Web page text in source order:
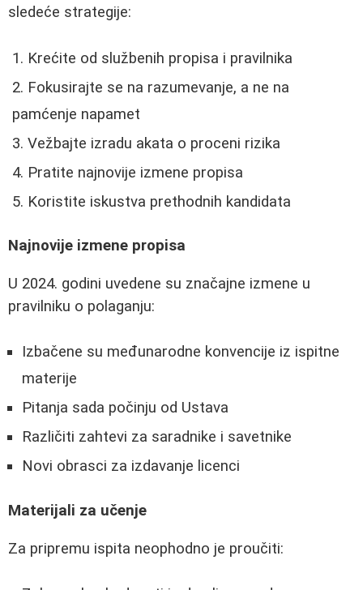
sledeće strategije:
Krećite od službenih propisa i pravilnika
Fokusirajte se na razumevanje, a ne na
pamćenje napamet
Vežbajte izradu akata o proceni rizika
Pratite najnovije izmene propisa
Koristite iskustva prethodnih kandidata
Najnovije izmene propisa
U 2024. godini uvedene su značajne izmene u
pravilniku o polaganju:
Izbačene su međunarodne konvencije iz ispitne
materije
Pitanja sada počinju od Ustava
Različiti zahtevi za saradnike i savetnike
Novi obrasci za izdavanje licenci
Materijali za učenje
Za pripremu ispita neophodno je proučiti: